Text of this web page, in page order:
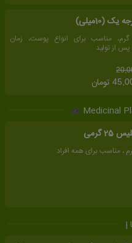
(10میلی)
وزن خالص 10 گرم، مناسب برای انواع پوست، زمان
از تولید
تومان
گرمی
|